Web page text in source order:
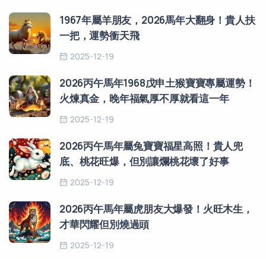
1967年屬羊朋友，2026馬年大翻身！貴人扶
一把，運勢衝天飛
2025-12-19
2026丙午馬年1968戊申土猴寶寶專屬運勢！
火煉真金，晚年福氣厚不厚就看這一年
2025-12-19
2026丙午馬年屬兔寶寶福星高照！貴人兜
底、桃花旺爆，但別讓爛桃花壞了好事
2025-12-19
2026丙午馬年屬虎朋友大爆發！火旺木生，
才華閃耀但別燒過頭
2025-12-19